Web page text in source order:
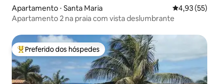
Apartamento ⋅ Santa Maria 4,93 de uma
4,93 (55)
Apartamento 2 na praia com vista deslumbrante
Entre os melhores preferidos dos hóspedes
Preferido dos hóspedes